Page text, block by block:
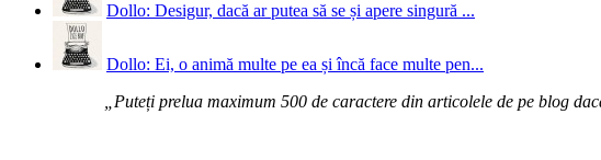
Dollo: Desigur, dacă ar putea să se și apere singură ...
Dollo: Ei, o animă multe pe ea și încă face multe pen...
„Puteți prelua maximum 500 de caractere din articolele de pe blog